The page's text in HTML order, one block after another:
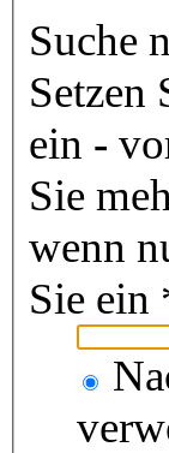
Suche
Setzen
ein -
Sie
wenn
Sie ein